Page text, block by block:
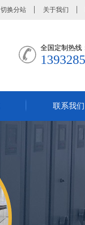
切换分站 关于我们
全国定制热线
联系我们